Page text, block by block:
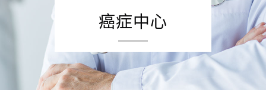
癌症中心